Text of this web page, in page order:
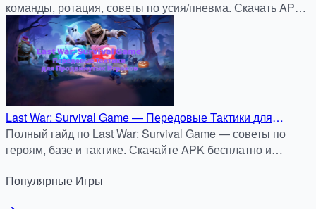
команды, ротация, советы по усия/пневма. Скачать APK
с бонус-кодом на apkdock.com.
Last War: Survival Game — Передовые Тактики для
Продвинутых Игроков
Полный гайд по Last War: Survival Game — советы по
героям, базе и тактике. Скачайте APK бесплатно и
Популярные Игры